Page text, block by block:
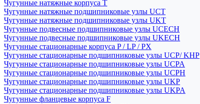
Чугунные натяжные корпуса T
Чугунные натяжные подшипниковые узлы UCT
Чугунные натяжные подшипниковые узлы UKT
Чугунные подвесные подшипниковые узлы UCECH
Чугунные подвесные подшипниковые узлы UKECH
Чугунные стационарные корпуса P / LP / PX
Чугунные стационарные подшипниковые узлы UCP/ KHP
Чугунные стационарные подшипниковые узлы UCPA
Чугунные стационарные подшипниковые узлы UCPH
Чугунные стационарные подшипниковые узлы UKP
Чугунные стационарные подшипниковые узлы UKPA
Чугунные фланцевые корпуса F